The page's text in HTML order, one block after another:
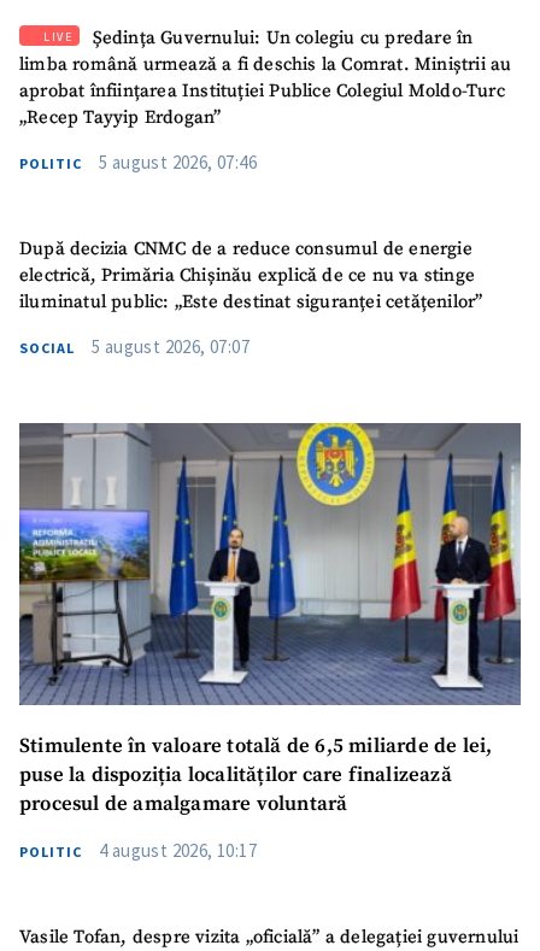
LIVE
Ședința Guvernului: Un colegiu cu predare în
limba română urmează a fi deschis la Comrat. Miniștrii au
aprobat înființarea Instituției Publice Colegiul Moldo-Turc
„Recep Tayyip Erdogan”
POLITIC 5 august 2026, 07:46
După decizia CNMC de a reduce consumul de energie
electrică, Primăria Chișinău explică de ce nu va stinge
iluminatul public: „Este destinat siguranței cetățenilor”
SOCIAL 5 august 2026, 07:07
Stimulente în valoare totală de 6,5 miliarde de lei,
puse la dispoziția localităților care finalizează
procesul de amalgamare voluntară
POLITIC 4 august 2026, 10:17
Vasile Tofan, despre vizita „oficială” a delegației guvernului